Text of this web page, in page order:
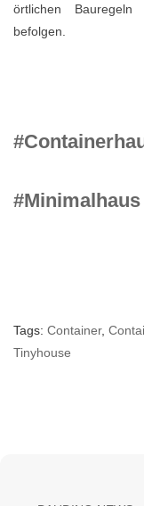
örtlichen Bauregeln
befolgen.
#Minimalhaus
Tags: Container,
Tinyhouse